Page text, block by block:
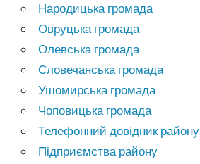
Народицька громада
Овруцька громада
Олевська громада
Словечанська громада
Ушомирська громада
Чоповицька громада
Телефонний довідник району
Підприємства району